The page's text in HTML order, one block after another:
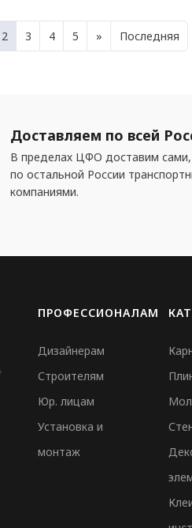
2 3 4 5 » Последняя
Доставляем по всей
В пределах ЦФО доставим сами,
по остальной России
компаниями.
ПРОФЕССИОНАЛАМ
Дизайнерам
Строителям
Юр. лицам
Установка и
монтаж